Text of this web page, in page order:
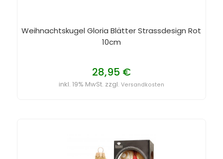
Weihnachtskugel Gloria Blätter Strassdesign Rot
10cm
28,95 €
inkl. 19% MwSt. zzgl. Versandkosten